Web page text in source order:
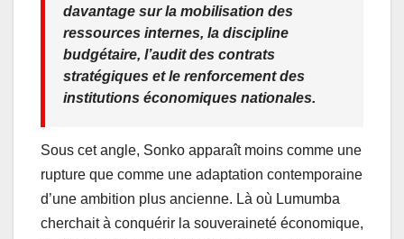
davantage sur la mobilisation des
ressources internes, la discipline
budgétaire, l’audit des contrats
stratégiques et le renforcement des
institutions économiques nationales.
Sous cet angle, Sonko apparaît moins comme une
rupture que comme une adaptation contemporaine
d’une ambition plus ancienne. Là où Lumumba
cherchait à conquérir la souveraineté économique,